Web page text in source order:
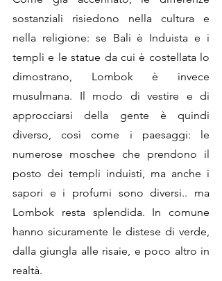
sostanziali risiedono nella cultura e
nella religione: se Bali è Induista e i
templi e le statue da cui è costellata lo
dimostrano, Lombok è invece
musulmana. Il modo di vestire e di
approcciarsi della gente è quindi
diverso, così come i paesaggi: le
numerose moschee che prendono il
posto dei templi induisti, ma anche i
sapori e i profumi sono diversi.. ma
Lombok resta splendida. In comune
hanno sicuramente le distese di verde,
dalla giungla alle risaie, e poco altro in
realtà.